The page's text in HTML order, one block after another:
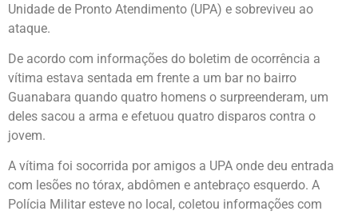
Unidade de Pronto Atendimento (UPA) e sobreviveu ao
ataque.
De acordo com informações do boletim de ocorrência a
vítima estava sentada em frente a um bar no bairro
Guanabara quando quatro homens o surpreenderam, um
deles sacou a arma e efetuou quatro disparos contra o
jovem.
A vítima foi socorrida por amigos a UPA onde deu entrada
com lesões no tórax, abdômen e antebraço esquerdo. A
Polícia Militar esteve no local, coletou informações com